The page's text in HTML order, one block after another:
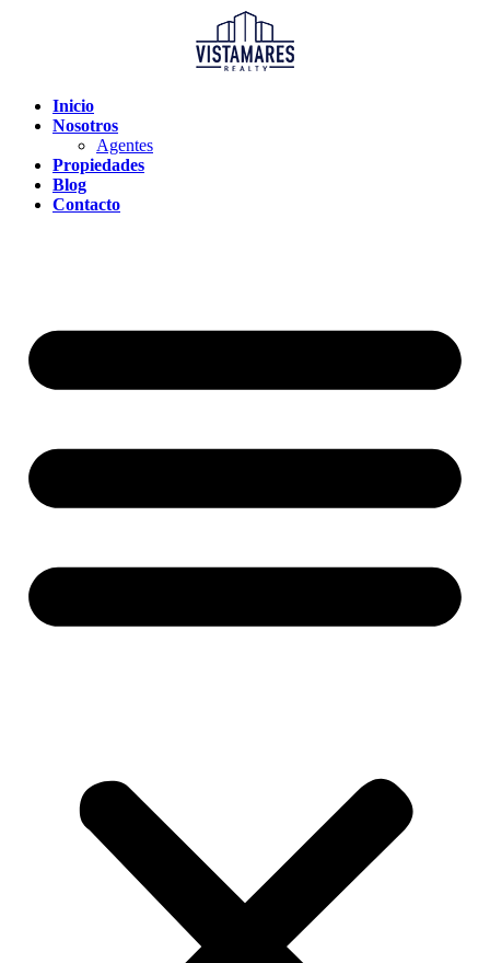
Inicio
Nosotros
Agentes
Propiedades
Blog
Contacto